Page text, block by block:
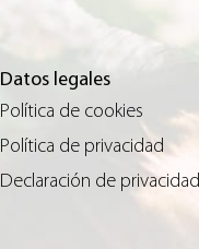
Datos legales
Política de cookies
Política de privacidad
Declaración de privacidad